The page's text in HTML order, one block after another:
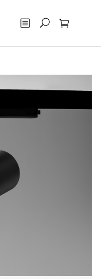
OtsingOstukorv